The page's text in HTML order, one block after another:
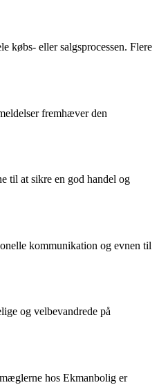
købs- eller salgsprocessen. Flere
fremhæver den
til at sikre en god handel og
kommunikation og evnen til
og velbevandrede på
hos Ekmanbolig er